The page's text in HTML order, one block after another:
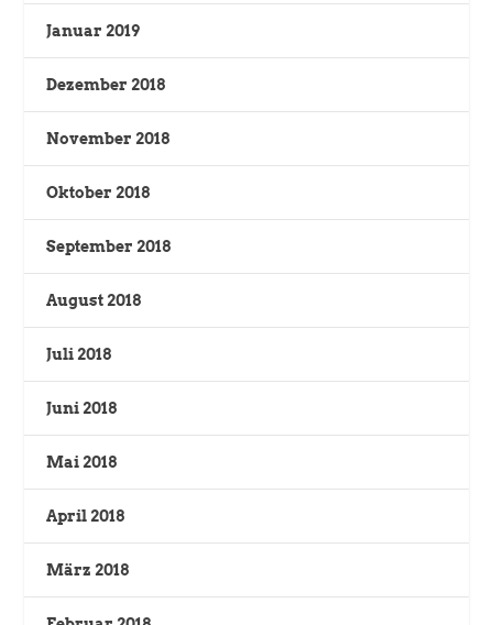
Januar 2019
Dezember 2018
November 2018
Oktober 2018
September 2018
August 2018
Juli 2018
Juni 2018
Mai 2018
April 2018
März 2018